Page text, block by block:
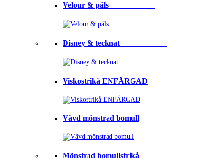
Velour & päls⠀⠀⠀⠀⠀⠀⠀⠀
Disney & tecknat⠀⠀⠀⠀⠀⠀⠀⠀
Viskostrikå ENFÄRGAD
Vävd mönstrad bomull
Mönstrad bomullstrikå